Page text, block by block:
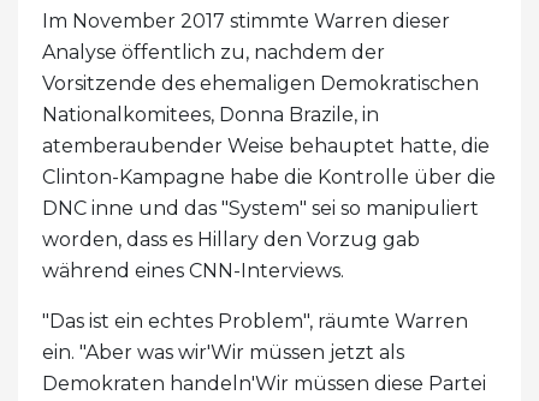
Im November 2017 stimmte Warren dieser
Analyse öffentlich zu, nachdem der
Vorsitzende des ehemaligen Demokratischen
Nationalkomitees, Donna Brazile, in
atemberaubender Weise behauptet hatte, die
Clinton-Kampagne habe die Kontrolle über die
DNC inne und das "System" sei so manipuliert
worden, dass es Hillary den Vorzug gab
während eines CNN-Interviews.
"Das ist ein echtes Problem", räumte Warren
ein. "Aber was wir'Wir müssen jetzt als
Demokraten handeln'Wir müssen diese Partei